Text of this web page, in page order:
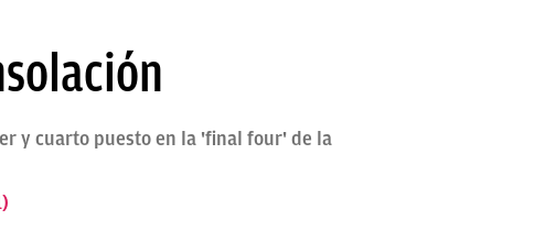
y cuarto puesto en la 'final four' de la